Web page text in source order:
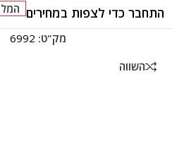
התחבר כדי לצפות במחירים
מק"ט: 6992
השווה